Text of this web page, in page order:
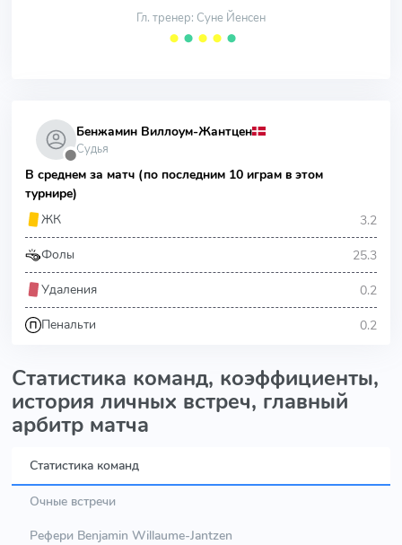
Гл. тренер: Суне Йенсен
⬤ ⬤ ⬤ ⬤ ⬤
⬤
Бенжамин Виллоум-Жантцен
Судья
В среднем за матч (по последним 10 играм в этом
турнире)
ЖК
3.2
Фолы 25.3
Удаления 0.2
Пенальти 0.2
Статистика команд, коэффициенты,
история личных встреч, главный
арбитр матча
Статистика команд
Очные встречи
Рефери Benjamin Willaume-Jantzen